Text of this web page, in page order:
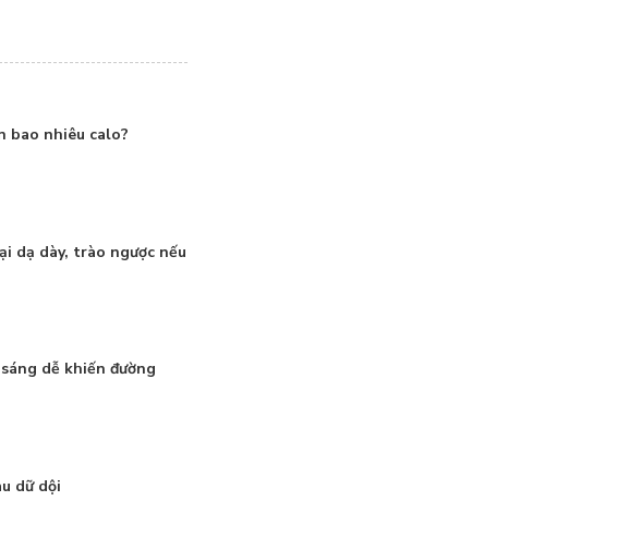
bao nhiêu calo?
dạ dày, trào ngược nếu
dễ khiến đường
dữ dội